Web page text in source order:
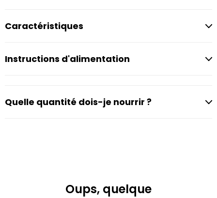
Caractéristiques
Instructions d'alimentation
Quelle quantité dois-je nourrir ?
Oups, quelque